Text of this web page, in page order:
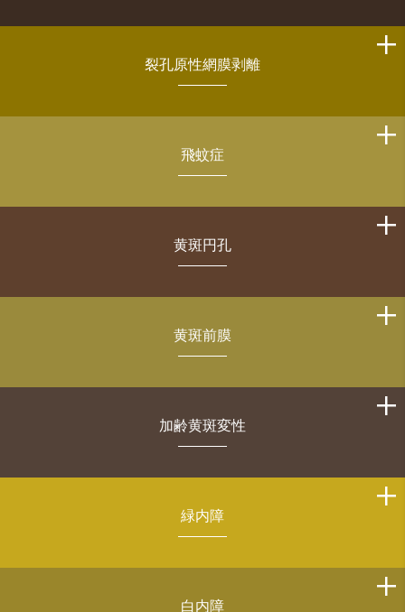
裂孔原性網膜剥離
飛蚊症
黄斑円孔
黄斑前膜
加齢黄斑変性
緑内障
白内障